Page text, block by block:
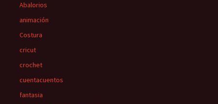
Abalorios
animación
Costura
cricut
crochet
cuentacuentos
fantasia